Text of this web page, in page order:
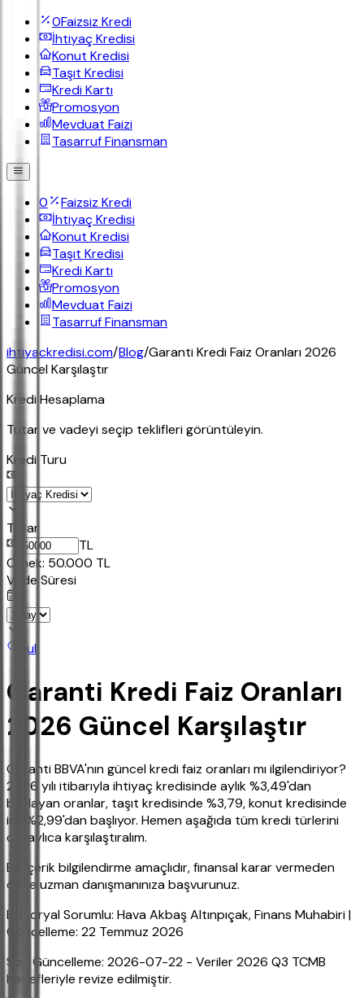
0Faizsiz Kredi
İhtiyaç Kredisi
Konut Kredisi
Taşıt Kredisi
Kredi Kartı
Promosyon
Mevduat Faizi
Tasarruf Finansman
0
Faizsiz Kredi
İhtiyaç Kredisi
Konut Kredisi
Taşıt Kredisi
Kredi Kartı
Promosyon
Mevduat Faizi
Tasarruf Finansman
ihtiyackredisi.com/Blog/Garanti Kredi Faiz Oranları 2026
Güncel Karşılaştır
Kredi Hesaplama
Tutar ve vadeyi seçip teklifleri görüntüleyin.
Kredi Turu
Tutar
TL
Ornek: 50.000 TL
Vade Süresi
Bul
Garanti Kredi Faiz Oranları
2026 Güncel Karşılaştır
Garanti BBVA'nın güncel kredi faiz oranları mı ilgilendiriyor?
2026 yılı itibarıyla ihtiyaç kredisinde aylık %3,49'dan
başlayan oranlar, taşıt kredisinde %3,79, konut kredisinde
ise %2,99'dan başlıyor. Hemen aşağıda tüm kredi türlerini
detaylıca karşılaştıralım.
Bu içerik bilgilendirme amaçlıdır, finansal karar vermeden
önce uzman danışmanınıza başvurunuz.
Editoryal Sorumlu: Hava Akbaş Altınpıçak, Finans Muhabiri |
Güncelleme: 22 Temmuz 2026
Son Güncelleme: 2026-07-22 - Veriler 2026 Q3 TCMB
hedefleriyle revize edilmiştir.